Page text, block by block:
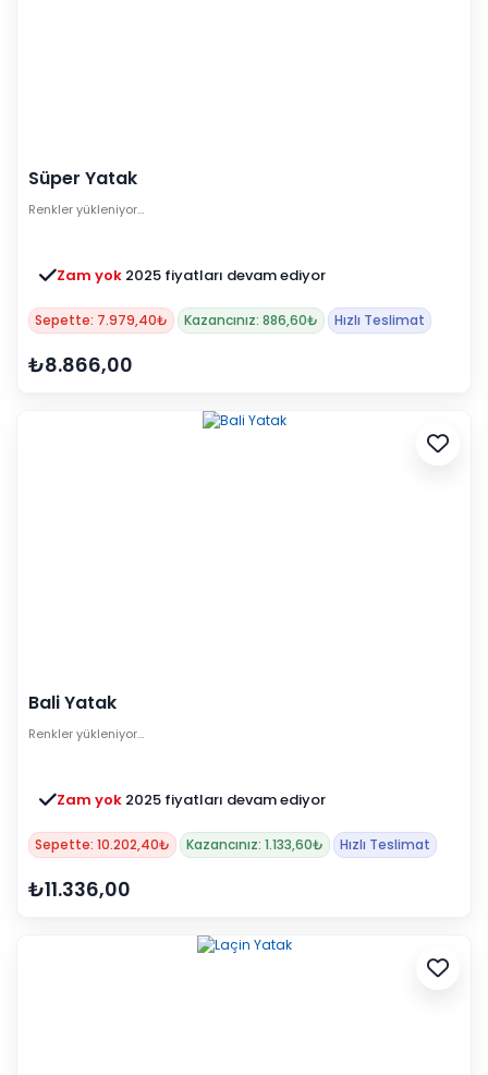
Süper Yatak
Renkler yükleniyor…
Zam yok 2025 fiyatları devam ediyor
Sepette: 7.979,40₺ Kazancınız: 886,60₺ Hızlı Teslimat
₺8.866,00
Bali Yatak
Renkler yükleniyor…
Zam yok 2025 fiyatları devam ediyor
Sepette: 10.202,40₺ Kazancınız: 1.133,60₺ Hızlı Teslimat
₺11.336,00